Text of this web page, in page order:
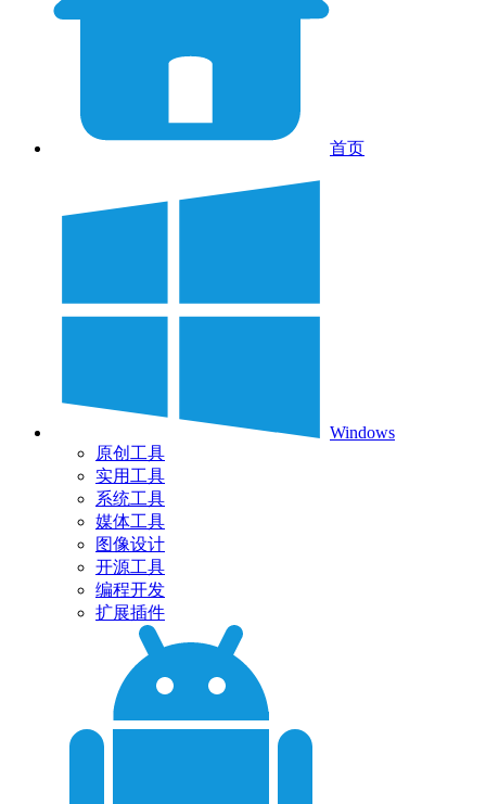
首页
Windows
原创工具
实用工具
系统工具
媒体工具
图像设计
开源工具
编程开发
扩展插件